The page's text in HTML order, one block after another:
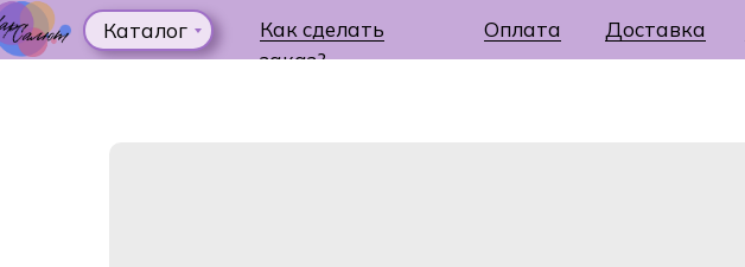
Доставка
Как сделать
заказ?
Оплата
Каталог